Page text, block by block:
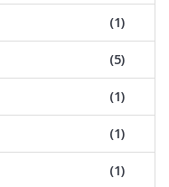
(1)
(5)
(1)
(1)
(1)